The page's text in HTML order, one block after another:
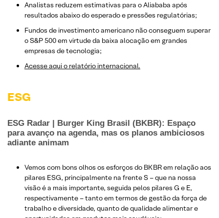
Analistas reduzem estimativas para o Aliababa após
resultados abaixo do esperado e pressões regulatórias;
Fundos de investimento americano não conseguem superar
o S&P 500 em virtude da baixa alocação em grandes
empresas de tecnologia;
Acesse aqui o relatório internacional.
ESG
ESG Radar | Burger King Brasil (BKBR): Espaço
para avanço na agenda, mas os planos ambiciosos
adiante animam
Vemos com bons olhos os esforços do BKBR em relação aos
pilares ESG, principalmente na frente S – que na nossa
visão é a mais importante, seguida pelos pilares G e E,
respectivamente – tanto em termos de gestão da força de
trabalho e diversidade, quanto de qualidade alimentar e